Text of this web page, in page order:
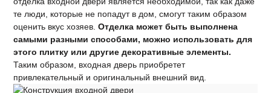
те люди, которые не попадут в дом, смогут таким образом
оценить вкус хозяев.Отделка может быть выполнена
самыми разными способами, можно использовать для
этого плитку или другие декоративные элементы.
Таким образом, входная дверь приобретет
привлекательный и оригинальный внешний вид.